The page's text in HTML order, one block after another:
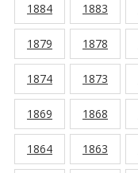
1884 1883
1879 1878
1874 1873
1869 1868
1864 1863